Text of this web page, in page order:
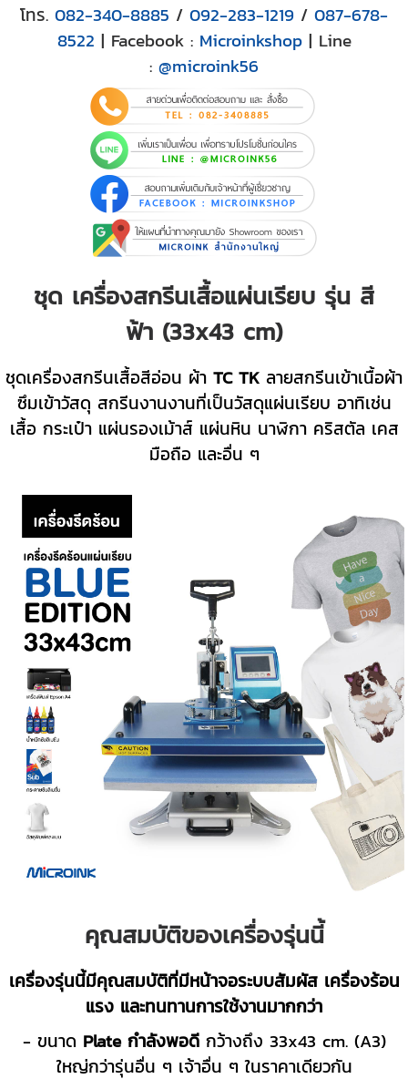
โทร. 082-340-8885 / 092-283-1219 / 087-678-
8522 | Facebook : Microinkshop| Line
: @microink56
ชุด เครื่องสกรีนเสื้อแผ่นเรียบ รุ่น สี
ฟ้า (33x43 cm)
ชุดเครื่องสกรีนเสื้อสีอ่อน ผ้า TC TK ลายสกรีนเข้าเนื้อผ้า
ซึมเข้าวัสดุ สกรีนงานงานที่เป็นวัสดุแผ่นเรียบ อาทิเช่น
เสื้อ กระเป๋า แผ่นรองเม้าส์ แผ่นหิน นาฬิกา คริสตัล เคส
มือถือ และอื่น ๆ
คุณสมบัติของเครื่องรุ่นนี้
เครื่องรุ่นนี้มีคุณสมบัติที่มีหน้าจอระบบสัมผัส เครื่องร้อน
แรง และทนทานการใช้งานมากกว่า
- ขนาด Plate กำลังพอดีกว้างถึง 33x43 cm. (A3)
ใหญ่กว่ารุ่นอื่น ๆ เจ้าอื่น ๆ ในราคาเดียวกัน